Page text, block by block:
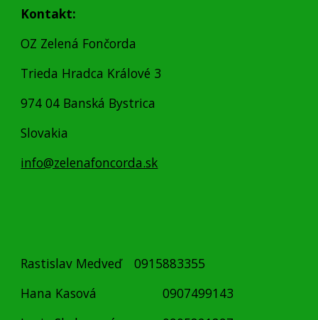
Kontakt:
OZ Zelená Fončorda
Trieda Hradca Králové 3
974 04 Banská Bystrica
Slovakia
info@zelenafoncorda.sk
Rastislav Medveď
0915883355
Hana Kasová
0907499143